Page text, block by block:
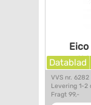
Datablad
VVS nr. 6282
Levering 1-2
Fragt 99,-